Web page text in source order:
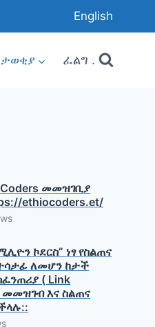
English
ፈልግ .
መመዝገቢያ
ethiocoders.et/
ኮደርስ” ነፃ የስልጠና
ለመሆን ከታች
( Link
እና ስልጠና